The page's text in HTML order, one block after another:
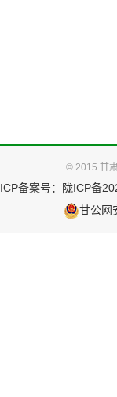
© 2015 甘
ICP备案号：
陇ICP备
甘公网